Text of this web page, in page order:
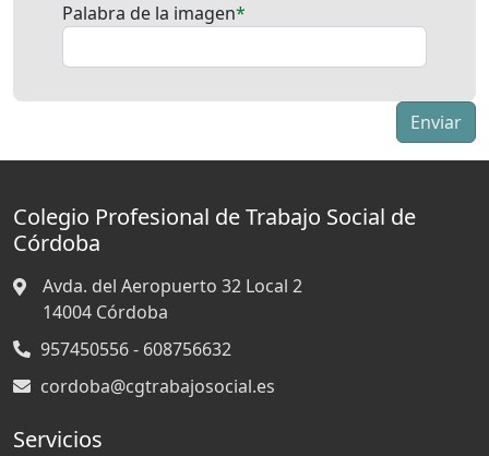
Palabra de la imagen
Colegio Profesional de Trabajo Social de
Córdoba
Avda. del Aeropuerto 32 Local 2
14004 Córdoba
957450556 - 608756632
cordoba@cgtrabajosocial.es
Servicios